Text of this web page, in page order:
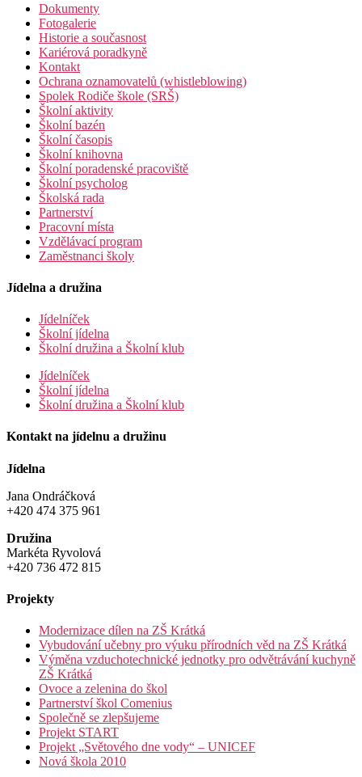
Dokumenty
Fotogalerie
Historie a současnost
Kariérová poradkyně
Kontakt
Ochrana oznamovatelů (whistleblowing)
Spolek Rodiče škole (SRŠ)
Školní aktivity
Školní bazén
Školní časopis
Školní knihovna
Školní poradenské pracoviště
Školní psycholog
Školská rada
Partnerství
Pracovní místa
Vzdělávací program
Zaměstnanci školy
Jídelna a družina
Jídelníček
Školní jídelna
Školní družina a Školní klub
Jídelníček
Školní jídelna
Školní družina a Školní klub
Kontakt na jídelnu a družinu
Jídelna
Jana Ondráčková
+420 474 375 961
Družina
Markéta Ryvolová
+420 736 472 815
Projekty
Modernizace dílen na ZŠ Krátká
Vybudování učebny pro výuku přírodních věd na ZŠ Krátká
Výměna vzduchotechnické jednotky pro odvětrávání kuchyně
ZŠ Krátká
Ovoce a zelenina do škol
Partnerství škol Comenius
Společně se zlepšujeme
Projekt START
Projekt „Světového dne vody“ – UNICEF
Nová škola 2010